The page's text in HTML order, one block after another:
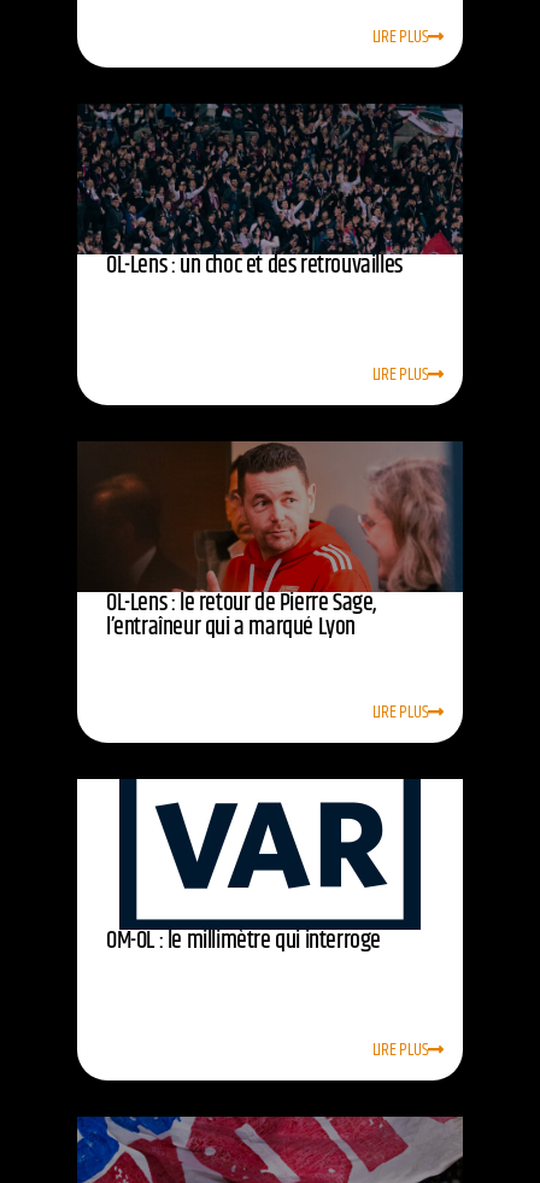
LIRE PLUS
OL-Lens : un choc et des retrouvailles
LIRE PLUS
OL-Lens : le retour de Pierre Sage,
l’entraîneur qui a marqué Lyon
LIRE PLUS
OM-OL : le millimètre qui interroge
LIRE PLUS